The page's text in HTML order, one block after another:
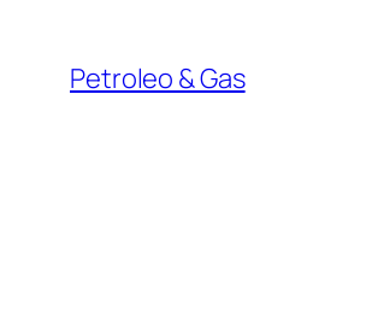
contenido
Petroleo & Gas